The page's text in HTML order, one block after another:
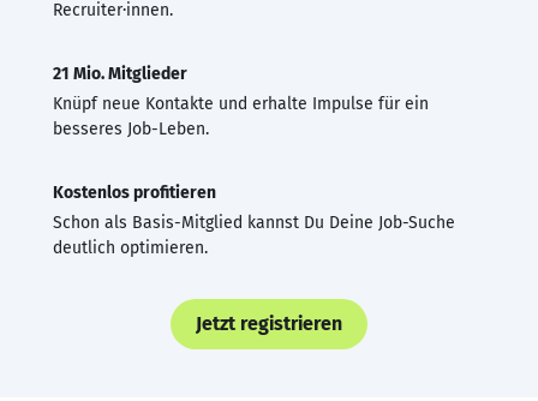
Recruiter·innen.
21 Mio. Mitglieder
Knüpf neue Kontakte und erhalte Impulse für ein
besseres Job-Leben.
Kostenlos profitieren
Schon als Basis-Mitglied kannst Du Deine Job-Suche
deutlich optimieren.
Jetzt registrieren